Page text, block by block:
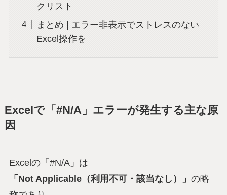
クリスト
まとめ | エラー非表示でストレスのない
Excel操作を
Excelで「#N/A」エラーが発生する主な原
因
Excelの「#N/A」は
「Not Applicable（利用不可・該当なし）」 の略